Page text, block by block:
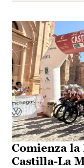
Comienza
Castilla-La